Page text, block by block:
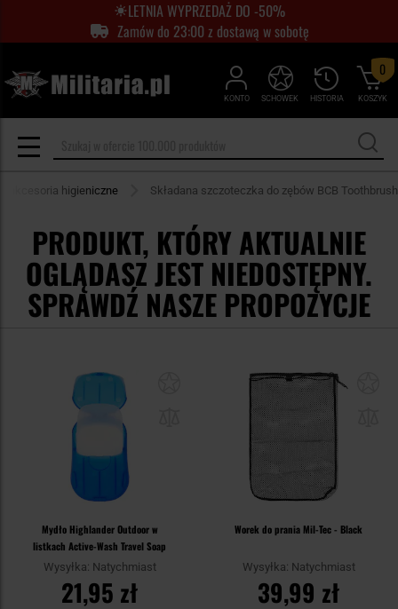
LETNIA WYPRZEDAŻ DO -50%
Zamów do 23:00 z dostawą w sobotę
KONTO HISTORIA
SCHOWEK KOSZYK
0
akcesoria higieniczne Składana szczoteczka do zębów BCB Toothbrush
PRODUKT, KTÓRY AKTUALNIE
OGLĄDASZ JEST NIEDOSTĘPNY.
SPRAWDŹ NASZE PROPOZYCJE
Mydło Highlander Outdoor w
listkach Active-Wash Travel Soap
Wysyłka: Natychmiast
21,95 zł
Worek do prania Mil-Tec - Black
Wysyłka: Natychmiast
39,99 zł